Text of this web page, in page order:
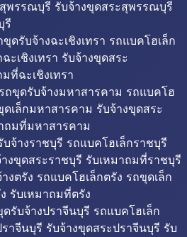
พรรณบุรี รับจ้างขุดสระสุพรรณบุรี
รี
ดรับจ้างฉะเชิงเทรา รถแบคโฮเล็ก
ะเชิงเทรา รับจ้างขุดสระ
ที่ฉะเชิงเทรา
ถขุดรับจ้างมหาสารคาม รถแบคโฮ
เล็กมหาสารคาม รับจ้างขุดสระ
ถมที่มหาสารคาม
จ้างราชบุรี รถแบคโฮเล็กราชบุรี
งขุดสระราชบุรี รับเหมาถมที่ราชบุรี
งตรัง รถแบคโฮเล็กตรัง รถขุดเล็ก
รับเหมาถมที่ตรัง
รับจ้างปราจีนบุรี รถแบคโฮเล็ก
าจีนบุรี รับจ้างขุดสระปราจีนบุรี รับ